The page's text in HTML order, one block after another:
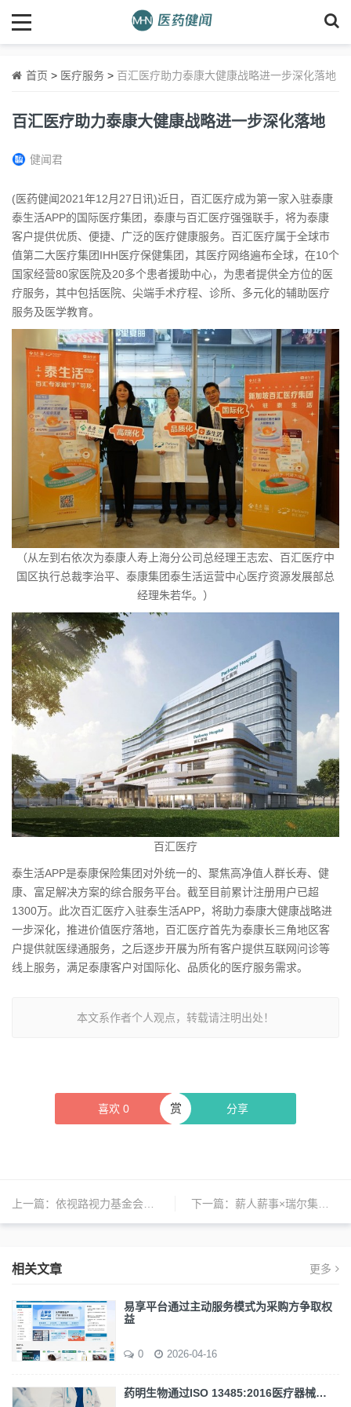
首页 > 医疗服务 > 百汇医疗助力泰康大健康战略进一步深化落地
百汇医疗助力泰康大健康战略进一步深化落地
健闻君
(医药健闻2021年12月27日讯)近日，百汇医疗成为第一家入驻泰康
泰生活APP的国际医疗集团，泰康与百汇医疗强强联手，将为泰康
客户提供优质、便捷、广泛的医疗健康服务。百汇医疗属于全球市
值第二大医疗集团IHH医疗保健集团，其医疗网络遍布全球，在10个
国家经营80家医院及20多个患者援助中心，为患者提供全方位的医
疗服务，其中包括医院、尖端手术疗程、诊所、多元化的辅助医疗
服务及医学教育。
（从左到右依次为泰康人寿上海分公司总经理王志宏、百汇医疗中
国区执行总裁李治平、泰康集团泰生活运营中心医疗资源发展部总
经理朱若华。）
百汇医疗
泰生活APP是泰康保险集团对外统一的、聚焦高净值人群长寿、健
康、富足解决方案的综合服务平台。截至目前累计注册用户已超
1300万。此次百汇医疗入驻泰生活APP，将助力泰康大健康战略进
一步深化，推进价值医疗落地，百汇医疗首先为泰康长三角地区客
户提供就医绿通服务，之后逐步开展为所有客户提供互联网问诊等
线上服务，满足泰康客户对国际化、品质化的医疗服务需求。
本文系作者个人观点，转载请注明出处！
喜欢 0 分享
赏
上一篇： 依视路视力基金会开展“睛彩童年 点亮西畴”暖冬公益行 下一篇： 薪人薪事×瑞尔集团：口腔医疗企业再立标杆 以数字化管理提升效能
相关文章 更多
易享平台通过主动服务模式为采购方争取权
益
0 2026-04-16
药明生物通过ISO 13485:2016医疗器械…